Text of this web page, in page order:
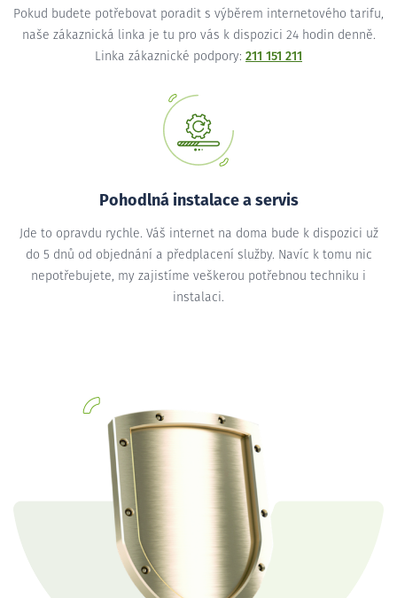
Pokud budete potřebovat poradit s výběrem internetového tarifu,
naše zákaznická linka je tu pro vás k dispozici 24 hodin denně.
Linka zákaznické podpory: 211 151 211
Pohodlná instalace a servis
Jde to opravdu rychle. Váš internet na doma bude k dispozici už
do 5 dnů od objednání a předplacení služby. Navíc k tomu nic
nepotřebujete, my zajistíme veškerou potřebnou techniku i
instalaci.